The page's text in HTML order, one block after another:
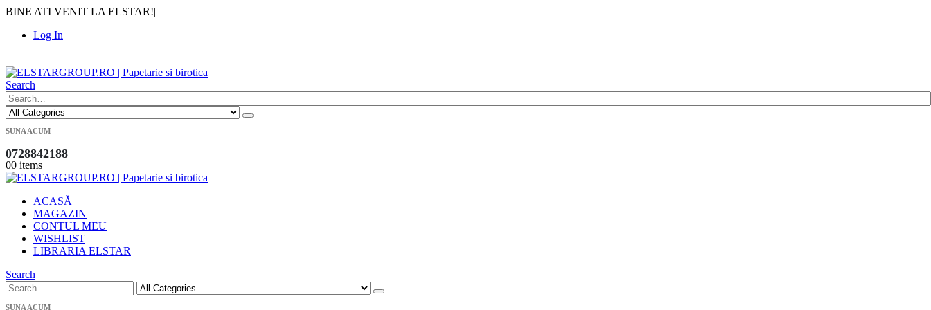
BINE ATI VENIT LA ELSTAR!|
Log In
Search
SUNA ACUM
0728842188
00 items
ACASĂ
MAGAZIN
CONTUL MEU
WISHLIST
LIBRARIA ELSTAR
Search
SUNA ACUM